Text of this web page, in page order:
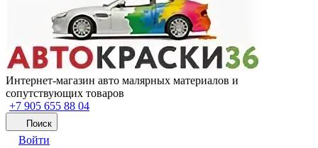
Интернет-магазин авто малярных материалов и
сопутствующих товаров
+7 905 655 88 04
Поиск
Войти